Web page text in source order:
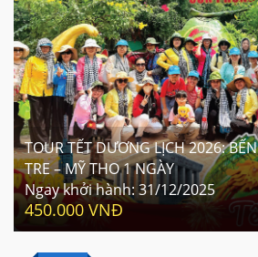
TOUR TẾT DƯƠNG LỊCH 2026: BẾN
TRE – MỸ THO 1 NGÀY
Ngay khởi hành:31/12/2025
450.000 VNĐ